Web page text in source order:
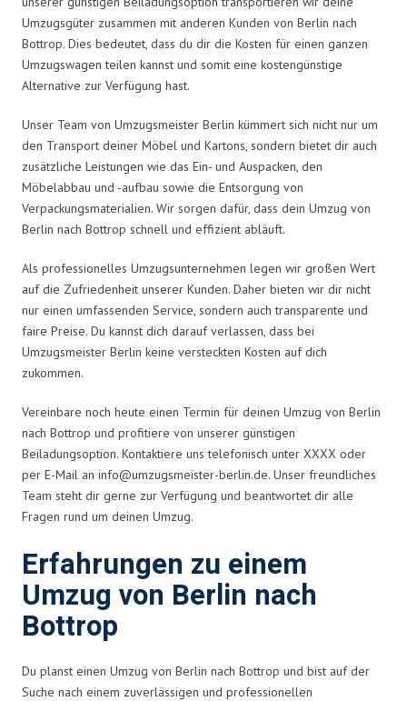
Umzugsgüter zusammen mit anderen Kunden von Berlin nach
Bottrop. Dies bedeutet, dass du dir die Kosten für einen ganzen
Umzugswagen teilen kannst und somit eine kostengünstige
Alternative zur Verfügung hast.
Unser Team von Umzugsmeister Berlin kümmert sich nicht nur um
den Transport deiner Möbel und Kartons, sondern bietet dir auch
zusätzliche Leistungen wie das Ein- und Auspacken, den
Möbelabbau und -aufbau sowie die Entsorgung von
Verpackungsmaterialien. Wir sorgen dafür, dass dein Umzug von
Berlin nach Bottrop schnell und effizient abläuft.
Als professionelles Umzugsunternehmen legen wir großen Wert
auf die Zufriedenheit unserer Kunden. Daher bieten wir dir nicht
nur einen umfassenden Service, sondern auch transparente und
faire Preise. Du kannst dich darauf verlassen, dass bei
Umzugsmeister Berlin keine versteckten Kosten auf dich
zukommen.
Vereinbare noch heute einen Termin für deinen Umzug von Berlin
nach Bottrop und profitiere von unserer günstigen
Beiladungsoption. Kontaktiere uns telefonisch unter XXXX oder
per E-Mail an info@umzugsmeister-berlin.de. Unser freundliches
Team steht dir gerne zur Verfügung und beantwortet dir alle
Fragen rund um deinen Umzug.
Erfahrungen zu einem
Umzug von Berlin nach
Bottrop
Du planst einen Umzug von Berlin nach Bottrop und bist auf der
Suche nach einem zuverlässigen und professionellen